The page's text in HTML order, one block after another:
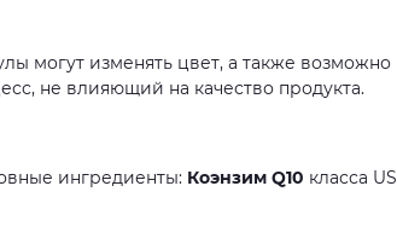
могут изменять цвет, а также
не влияющий на качество продукта.
ингредиенты: Коэнзим Q10 класса